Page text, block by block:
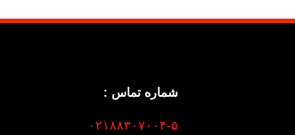
شماره تماس :
۰۲۱۸۸۳۰۷۰۰۴-۵